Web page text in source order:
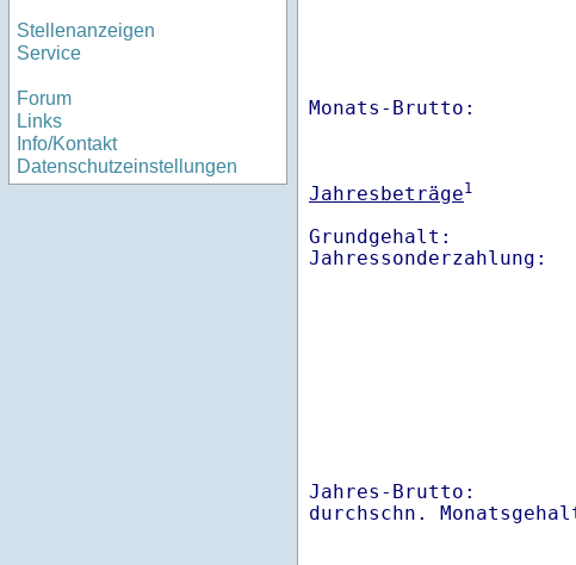
Stellenanzeigen
Service
Forum
Links
Info/Kontakt
Datenschutzeinstellungen
Monats-
Jahresbeträge1
Grundgehalt:
Jahres-